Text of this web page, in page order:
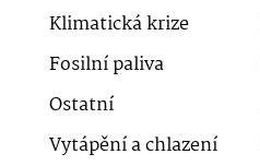
Klimatická krize
Fosilní paliva
Ostatní
Vytápění a chlazení